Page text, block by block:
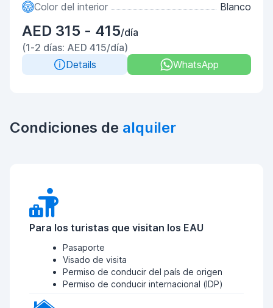
Color del interior
Blanco
AED 315 - 415/día
(1-2 días: AED 415/día)
Details
WhatsApp
Condiciones de alquiler
Para los turistas que visitan los EAU
Pasaporte
Visado de visita
Permiso de conducir del país de origen
Permiso de conducir internacional (IDP)